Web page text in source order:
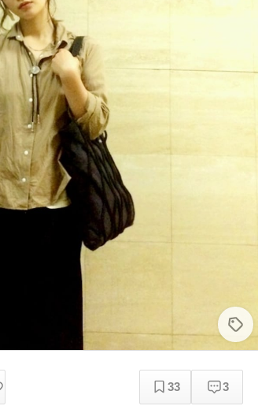
33 3